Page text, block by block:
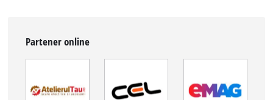
Partener online